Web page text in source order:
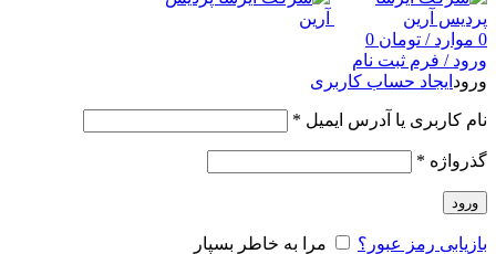
0 موارد / تومان
ورود / فرم ثبت نام
ورود ایجاد حساب کاربری
نام کاربری یا آدرس ایمیل *
گذرواژه *
ورود
بازیابی رمز عبور؟ مرا به خاطر بسپار